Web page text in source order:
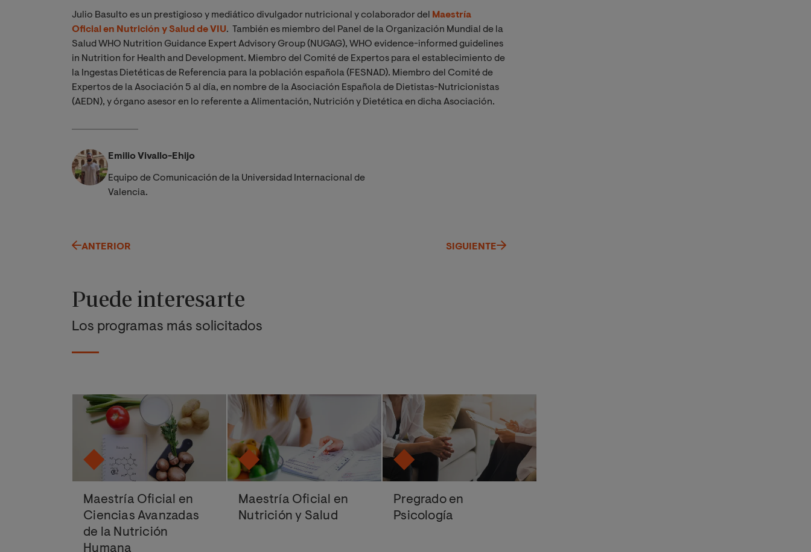
Julio Basulto es un prestigioso y mediático divulgador nutricional y colaborador del Maestría
Oficial en Nutrición y Salud de VIU. También es miembro del Panel de la Organización Mundial de la
Salud WHO Nutrition Guidance Expert Advisory Group (NUGAG), WHO evidence-informed guidelines
in Nutrition for Health and Development. Miembro del Comité de Expertos para el establecimiento de
la Ingestas Dietéticas de Referencia para la población española (FESNAD). Miembro del Comité de
Expertos de la Asociación 5 al día, en nombre de la Asociación Española de Dietistas-Nutricionistas
(AEDN), y órgano asesor en lo referente a Alimentación, Nutrición y Dietética en dicha Asociación.
Emilio Vivallo-Ehijo
Equipo de Comunicación de la Universidad Internacional de
Valencia.
ANTERIOR SIGUIENTE
Puede interesarte
Los programas más solicitados
Maestría Oficial en
Ciencias Avanzadas
de la Nutrición
Humana
Maestría Oficial en
Nutrición y Salud
Pregrado en
Psicología